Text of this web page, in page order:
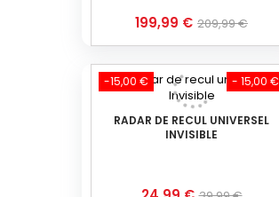
Prix
199,99 € Prix
de
base
209,99 €
- 15,00 €
-15,00 €
RADAR DE RECUL UNIVERSEL
INVISIBLE